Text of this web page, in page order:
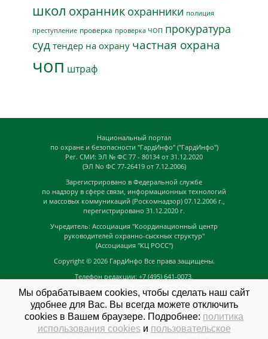
школ охранник охранники полиция
преступление проверка проверка ЧОП прокуратура
суд тендер на охрану частная охрана
чоп штраф
Национальный портал
по охране и безопасности "ГардИнфо" ("ГардИнфо")
Рег. СМИ: ЭЛ № ФС 77 - 80134 от 31.12.2020
(ЭЛ No ФС 77-26419 от 7.12.2006)
Зарегистрировано в Федеральной службе
по надзору в сфере связи, информационных технологий
и массовых коммуникаций (Роскомнадзор) 07.12.2006 г.,
перегистрировано 31.12.2020 г.
Учредитель: Ассоциация "Координационный центр
руководителей охранно-сыскных структур"
(Ассоциация "КЦ РОСС")
Copyright © 2026 ГардИнфо Все права защищены.
Телефон редакции: +7 (495) 641-0073,
news@guardinfo.online
Главный редактор: Кузьмин Д.А.
На сайте могут быть размещены
Мы обрабатываем cookies, чтобы сделать наш сайт
удобнее для Вас. Вы всегда можете отключить
cookies в Вашем браузере. Подробнее: политика
использования cookiesи пользовательское